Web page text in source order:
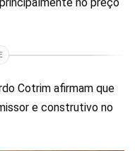
Cotrim afirmam que
e construtivo no